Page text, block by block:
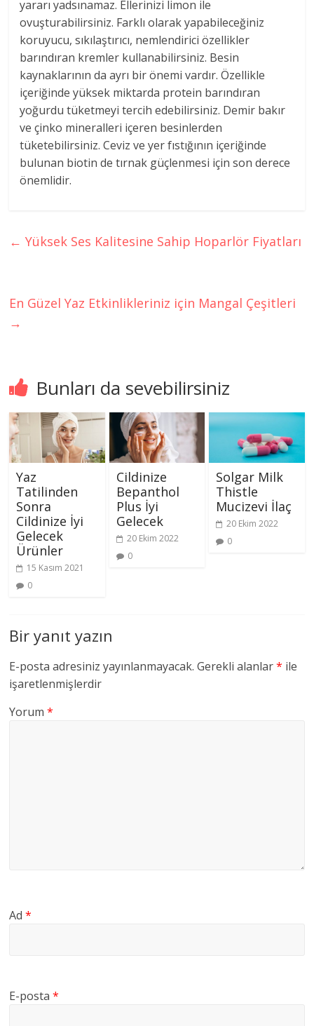
yararı yadsınamaz. Ellerinizi limon ile
ovuşturabilirsiniz. Farklı olarak yapabileceğiniz
koruyucu, sıkılaştırıcı, nemlendirici özellikler
barındıran kremler kullanabilirsiniz. Besin
kaynaklarının da ayrı bir önemi vardır. Özellikle
içeriğinde yüksek miktarda protein barındıran
yoğurdu tüketmeyi tercih edebilirsiniz. Demir bakır
ve çinko mineralleri içeren besinlerden
tüketebilirsiniz. Ceviz ve yer fıstığının içeriğinde
bulunan biotin de tırnak güçlenmesi için son derece
önemlidir.
← Yüksek Ses Kalitesine Sahip Hoparlör Fiyatları
En Güzel Yaz Etkinlikleriniz için Mangal Çeşitleri
→
Bunları da sevebilirsiniz
Yaz
Tatilinden
Sonra
Cildinize İyi
Gelecek
Ürünler
15 Kasım 2021
0
Cildinize
Bepanthol
Plus İyi
Gelecek
20 Ekim 2022
0
Solgar Milk
Thistle
Mucizevi İlaç
20 Ekim 2022
0
Bir yanıt yazın
E-posta adresiniz yayınlanmayacak. Gerekli alanlar* ile
işaretlenmişlerdir
Yorum*
Ad*
E-posta*